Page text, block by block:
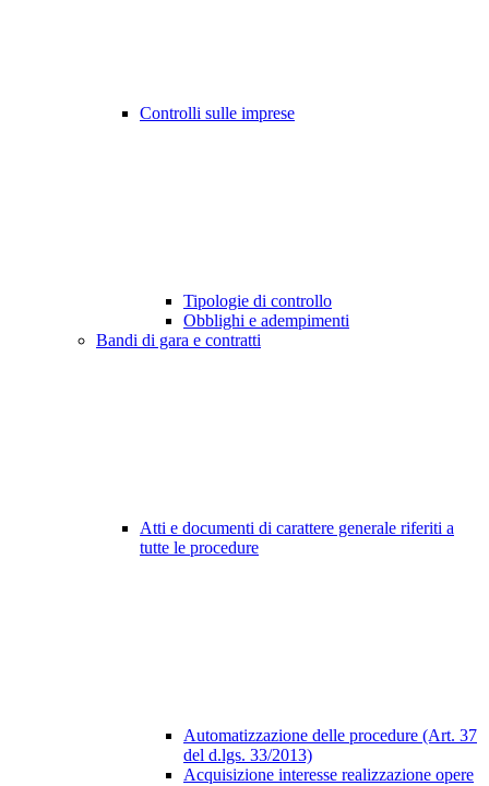
Controlli sulle imprese
Tipologie di controllo
Obblighi e adempimenti
Bandi di gara e contratti
Atti e documenti di carattere generale riferiti a
tutte le procedure
Automatizzazione delle procedure (Art. 37
del d.lgs. 33/2013)
Acquisizione interesse realizzazione opere